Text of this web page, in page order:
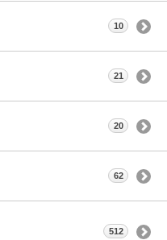
10
21
20
62
512